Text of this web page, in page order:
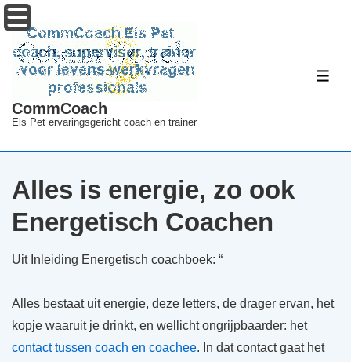
↓
Doorgaan
naar
hoofdinhoud
CommCoach
Els Pet ervaringsgericht coach en trainer
Alles is energie, zo ook
Energetisch Coachen
Uit Inleiding Energetisch coachboek: “
Alles bestaat uit energie, deze letters, de drager ervan, het
kopje waaruit je drinkt, en wellicht ongrijpbaarder: het
contact tussen coach en coachee. In dat contact gaat het